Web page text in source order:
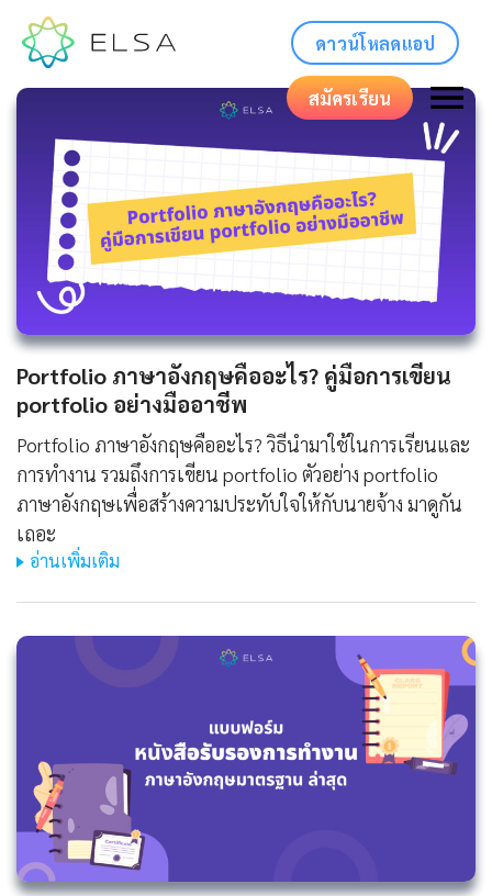
ดาวน์โหลดแอป
สมัครเรียน
Portfolio ภาษาอังกฤษคืออะไร? คู่มือการเขียน
portfolio อย่างมืออาชีพ
Portfolio ภาษาอังกฤษคืออะไร? วิธีนำมาใช้ในการเรียนและ
การทำงาน รวมถึงการเขียน portfolio ตัวอย่าง portfolio
ภาษาอังกฤษเพื่อสร้างความประทับใจให้กับนายจ้าง มาดูกัน
เถอะ
อ่านเพิ่มเติม